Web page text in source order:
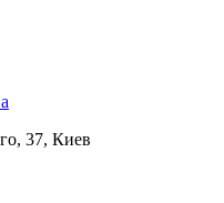
37, Киев